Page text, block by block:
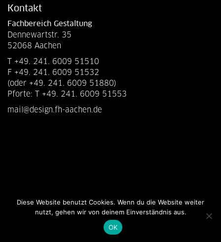
Kontakt
Fachbereich Gestaltung
Dennewartstr. 35
52068 Aachen
T +49. 241. 6009 51510
F +49. 241. 6009 51532
(oder +49. 241. 6009 51880)
Pforte: T +49. 241. 6009 51553
mail@design.fh-aachen.de
Diese Website benutzt Cookies. Wenn du die Website weiter
nutzt, gehen wir von deinem Einverständnis aus.
OK